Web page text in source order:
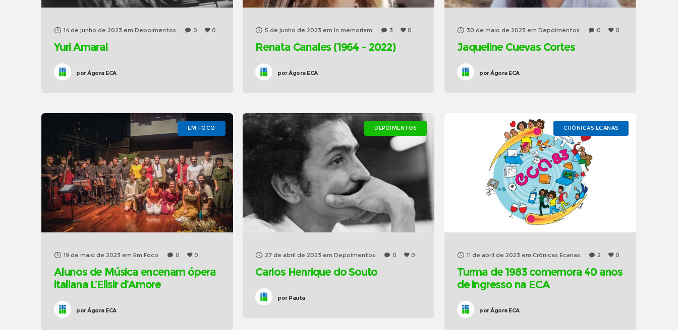
14 de junho de 2023 em Depoimentos 0 0
Yuri Amaral
porÁgora ECA
5 de junho de 2023 em In memoriam 3 0
Renata Canales (1964 – 2022)
porÁgora ECA
30 de maio de 2023 em Depoimentos 0 0
Jaqueline Cuevas Cortes
porÁgora ECA
EM FOCO
19 de maio de 2023 em Em Foco 0 0
Alunos de Música encenam ópera
italiana L’Elisir d’Amore
porÁgora ECA
DEPOIMENTOS
27 de abril de 2023 em Depoimentos 0 0
Carlos Henrique do Souto
porPauta
CRÔNICAS ECANAS
11 de abril de 2023 em Crônicas Ecanas 2 0
Turma de 1983 comemora 40 anos
de ingresso na ECA
porÁgora ECA